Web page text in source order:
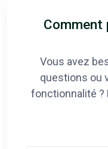
Comment
Vous avez
questions ou
fonctionnalité ?